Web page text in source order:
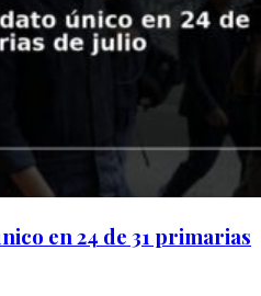
en 24 de 31 primarias